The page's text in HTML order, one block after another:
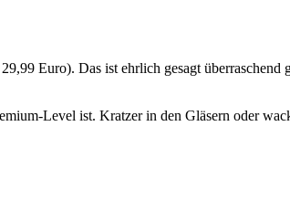
Euro). Das ist ehrlich gesagt
Level ist. Kratzer in den Gläsern oder